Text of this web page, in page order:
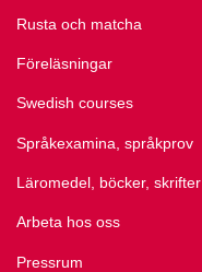
Rusta och matcha
Föreläsningar
Swedish courses
Språkexamina, språkprov
Läromedel, böcker, skrifter
Arbeta hos oss
Pressrum